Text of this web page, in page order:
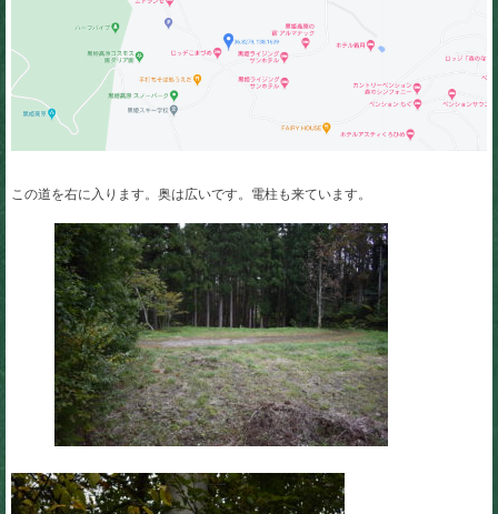
この道を右に入ります。奥は広いです。電柱も来ています。